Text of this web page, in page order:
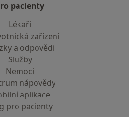
pacienty
Lékaři
zařízení
a odpovědi
Služby
Nemoci
nápovědy
aplikace
pro pacienty